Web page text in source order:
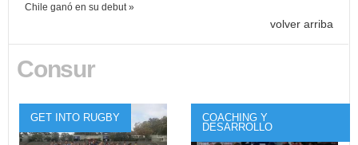
Chile ganó en su debut »
volver arriba
Consur
GET INTO RUGBY
COACHING Y
DESARROLLO